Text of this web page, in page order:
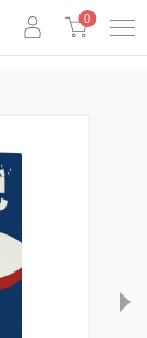
0
next